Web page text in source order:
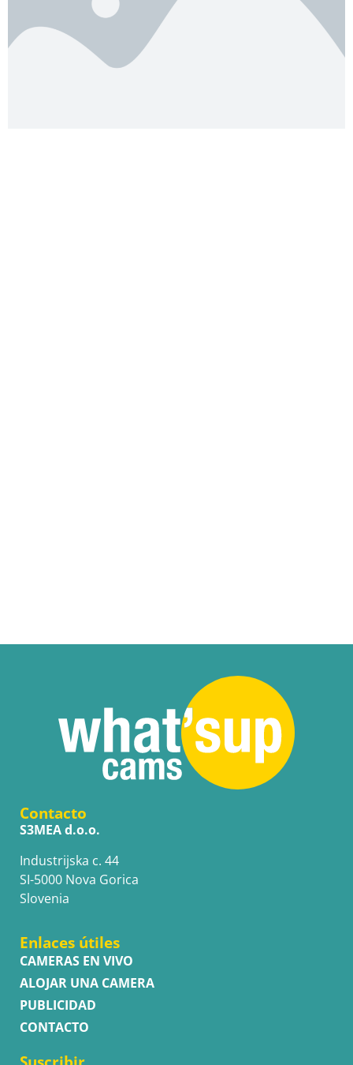
Contacto
S3MEA d.o.o.
Industrijska c. 44
SI-5000 Nova Gorica
Slovenia
Enlaces útiles
CAMERAS EN VIVO
ALOJAR UNA CAMERA
PUBLICIDAD
CONTACTO